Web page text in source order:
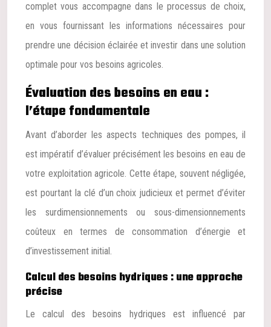
complet vous accompagne dans le processus de choix,
en vous fournissant les informations nécessaires pour
prendre une décision éclairée et investir dans une solution
optimale pour vos besoins agricoles.
Évaluation des besoins en eau :
l’étape fondamentale
Avant d’aborder les aspects techniques des pompes, il
est impératif d’évaluer précisément les besoins en eau de
votre exploitation agricole. Cette étape, souvent négligée,
est pourtant la clé d’un choix judicieux et permet d’éviter
les surdimensionnements ou sous-dimensionnements
coûteux en termes de consommation d’énergie et
d’investissement initial.
Calcul des besoins hydriques : une approche
précise
Le calcul des besoins hydriques est influencé par